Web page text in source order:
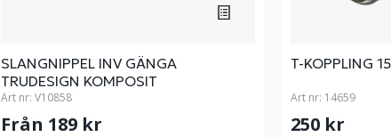
SLANGNIPPEL INV GÄNGA
TRUDESIGN KOMPOSIT
Art nr: V10858
Från 189 kr
T-KOPPLING
Art nr: 14659
250 kr